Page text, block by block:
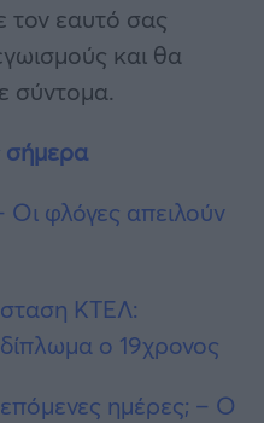
τον εαυτό σας
και θα
σύντομα.
σήμερα
φλόγες απειλούν
ΚΤΕΛ:
ο 19χρονος
ημέρες; – Ο